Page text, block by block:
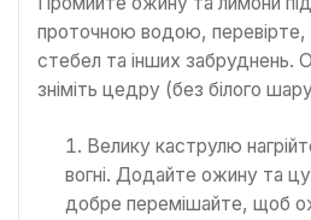
проточною водою, перевірте,
стебел та інших забруднень.
зніміть цедру (без білого
Велику каструлю
вогні. Додайте ожину та
добре перемішайте, щоб